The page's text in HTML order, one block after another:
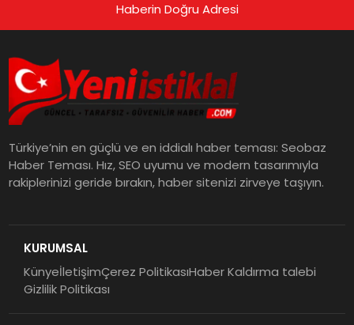
Haberin Doğru Adresi
Türkiye’nin en güçlü ve en iddialı haber teması: Seobaz
Haber Teması. Hız, SEO uyumu ve modern tasarımıyla
rakiplerinizi geride bırakın, haber sitenizi zirveye taşıyın.
KURUMSAL
KünyeİletişimÇerez PolitikasıHaber Kaldırma talebi
Gizlilik Politikası